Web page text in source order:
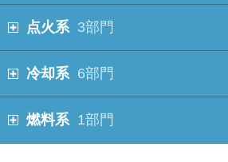
点火系 3部門
冷却系 6部門
燃料系 1部門